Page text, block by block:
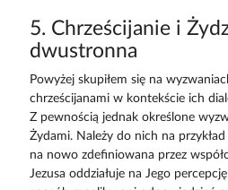
5. Chrześcijanie i
dwustronna
Powyżej skupiłem się na
chrześcijanami w kontekście ich
Z pewnością jednak określone
Żydami. Należy do nich na
na nowo zdefiniowana przez
Jezusa oddziałuje na Jego